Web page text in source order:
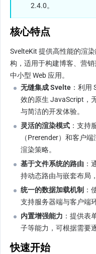
2.4.0。
核心特点
SvelteKit 提供高性能的渲
构，适用于构建博客、营
中小型 Web 应用。
无缝集成 Svelte ：利用
效的原生 JavaScript，
与简洁的开发体验。
灵活的渲染模式 ：支持
（Prerender）和客户
渲染策略。
基于文件系统的路由 ：
持动态路由与嵌套布局
统一的数据加载机制 ：
支持服务器端与客户端
内置增强能力 ：提供表
子等能力，可根据需要
快速开始